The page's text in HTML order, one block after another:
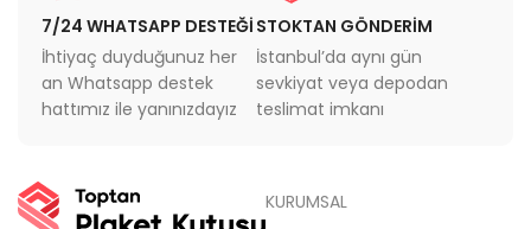
7/24 WHATSAPP DESTEĞİ
İhtiyaç duyduğunuz her
an Whatsapp destek
hattımız ile yanınızdayız
STOKTAN GÖNDERİM
İstanbul’da aynı gün
sevkiyat veya depodan
teslimat imkanı
KURUMSAL